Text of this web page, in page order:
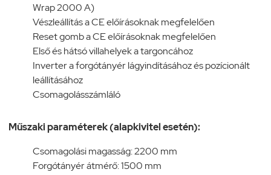
Wrap 2000 A)
Vészleállítás a CE előírásoknak megfelelően
Reset gomb a CE előírásoknak megfelelően
Első és hátsó villahelyek a targoncához
Inverter a forgótányér lágyindításához és pozícionált
leállításához
Csomagolásszámláló
Műszaki paraméterek (alapkivitel esetén):
Csomagolási magasság: 2200 mm
Forgótányér átmérő: 1500 mm